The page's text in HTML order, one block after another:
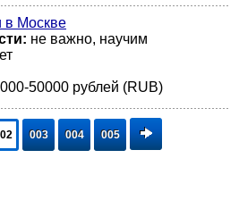
в Москве
не важно, научим
50000 рублей (RUB)
003 004 005